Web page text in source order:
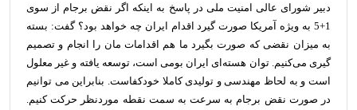
دبیر شورای عالی امنیت ملی در پاسخ به اینکه اگر نقض برجام از سوی
1+5 به ویژه آمریکا صورت گیرد اقدام ایران چه خواهد بود؟ گفت: بسته
به میزان نقضی که صورت بگیرد ما هم اقدامات مان را انجام و تصمیم
گیری می‌کنیم. توان هسته‌ای ایران بومی است، توسعه یافته و غیر معلول
است و به لحاظ مهندسی و تولیدی کاملا خودکفاست. بنابراین می توانیم
در صورت نقض برجام به سرعت به سمت نقطه موردنظر حرکت کنیم.